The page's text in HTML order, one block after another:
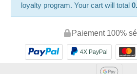
loyalty program. Your cart will total
Paiement 100%
4X PayPal